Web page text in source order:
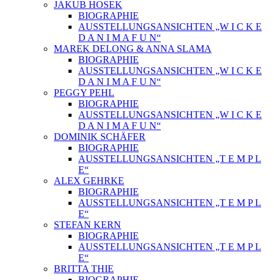
JAKUB HOSEK
BIOGRAPHIE
AUSSTELLUNGSANSICHTEN „W I C K E
D A N I M A F U N“
MAREK DELONG & ANNA SLAMA
BIOGRAPHIE
AUSSTELLUNGSANSICHTEN „W I C K E
D A N I M A F U N“
PEGGY PEHL
BIOGRAPHIE
AUSSTELLUNGSANSICHTEN „W I C K E
D A N I M A F U N“
DOMINIK SCHÄFER
BIOGRAPHIE
AUSSTELLUNGSANSICHTEN „T E M P L
E“
ALEX GEHRKE
BIOGRAPHIE
AUSSTELLUNGSANSICHTEN „T E M P L
E“
STEFAN KERN
BIOGRAPHIE
AUSSTELLUNGSANSICHTEN „T E M P L
E“
BRITTA THIE